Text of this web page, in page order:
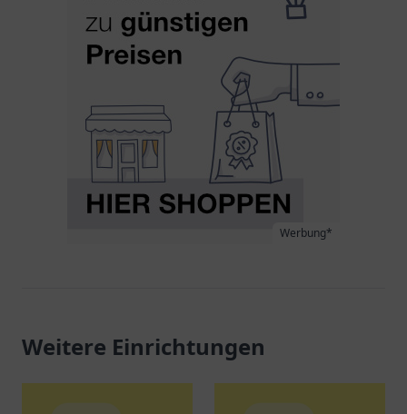
Werbung*
Weitere Einrichtungen